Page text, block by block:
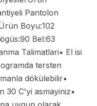
Pantolon
Boyu:102
Bel:63
Talimatlari• El isi
tersten
dökülebilir•
30 C'yi asmayiniz•